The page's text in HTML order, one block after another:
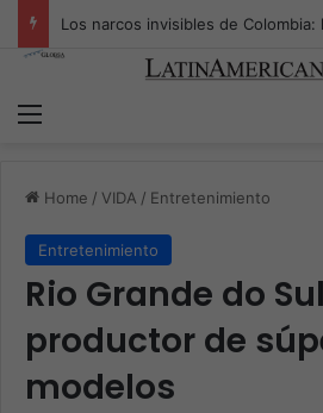
Home / VIDA / Entretenimiento
Entretenimiento
Rio Grande do
productor de
modelos